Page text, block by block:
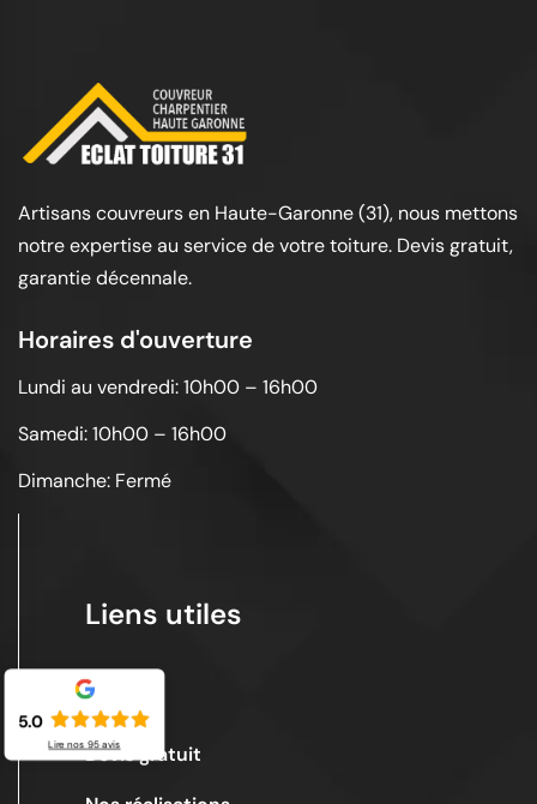
Artisans couvreurs en Haute-Garonne (31), nous mettons
notre expertise au service de votre toiture. Devis gratuit,
garantie décennale.
Horaires d'ouverture
Lundi au vendredi: 10h00 – 16h00
Samedi: 10h00 – 16h00
Dimanche: Fermé
Liens utiles
Acceuil
Devis gratuit
5.0
Lire nos 95avis